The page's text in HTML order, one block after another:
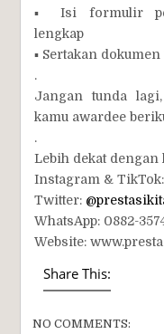
▪ Isi formulir
lengkap
▪ Sertakan
.
Jangan tunda
kamu awardee
.
Lebih dekat dengan
Instagram & TikTok:
Twitter:
WhatsApp: 0882-
Website:
Share This:
NO COMMENTS: